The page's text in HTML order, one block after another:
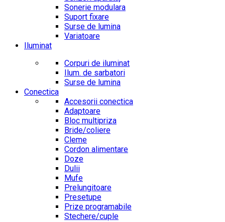
Sonerie modulara
Suport fixare
Surse de lumina
Variatoare
Iluminat
Corpuri de iluminat
Ilum. de sarbatori
Surse de lumina
Conectica
Accesorii conectica
Adaptoare
Bloc multipriza
Bride/coliere
Cleme
Cordon alimentare
Doze
Dulii
Mufe
Prelungitoare
Presetupe
Prize programabile
Stechere/cuple